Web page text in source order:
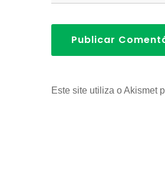
Publicar
Este site utiliza o Akismet